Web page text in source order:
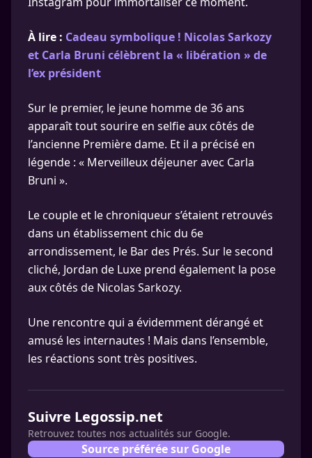
À lire : Cadeau symbolique ! Nicolas Sarkozy
et Carla Bruni célèbrent la « libération » de
l’ex président
Sur le premier, le jeune homme de 36 ans
apparaît tout sourire en selfie aux côtés de
l’ancienne Première dame. Et il a précisé en
légende : « Merveilleux déjeuner avec Carla
Bruni ».
Le couple et le chroniqueur s’étaient retrouvés
dans un établissement chic du 6e
arrondissement, le Bar des Prés. Sur le second
cliché, Jordan de Luxe prend également la pose
aux côtés de Nicolas Sarkozy.
Une rencontre qui a évidemment dérangé et
amusé les internautes ! Mais dans l’ensemble,
les réactions sont très positives.
Suivre Legossip.net
Retrouvez toutes nos actualités sur Google.
Source préférée sur Google